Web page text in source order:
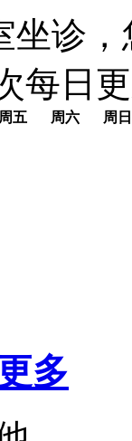
坐诊
每日
五 周六 周日
多